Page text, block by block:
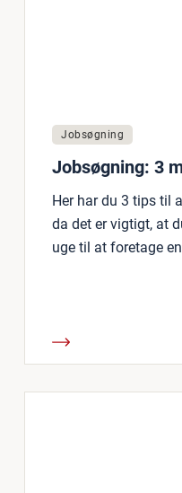
Jobsøgning
Jobsøgning: 3
Her har du 3 tips til
da det er vigtigt, at
uge til at foretage